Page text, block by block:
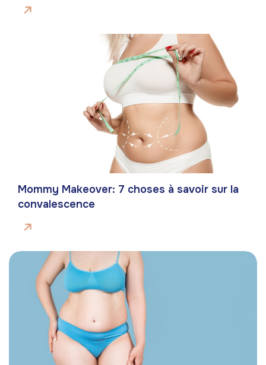
Mommy Makeover: 7 choses à savoir sur la
convalescence